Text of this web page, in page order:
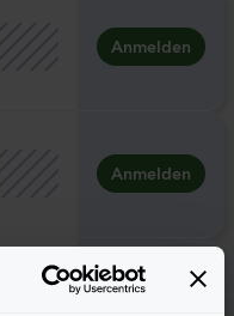
Anmelden
Anmelden
Anmelden